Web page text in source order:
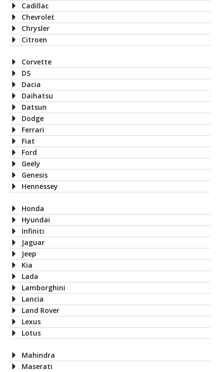
Cadillac
Chevrolet
Chrysler
Citroen
Corvette
DS
Dacia
Daihatsu
Datsun
Dodge
Ferrari
Fiat
Ford
Geely
Genesis
Hennessey
Honda
Hyundai
Infiniti
Jaguar
Jeep
Kia
Lada
Lamborghini
Lancia
Land Rover
Lexus
Lotus
Mahindra
Maserati